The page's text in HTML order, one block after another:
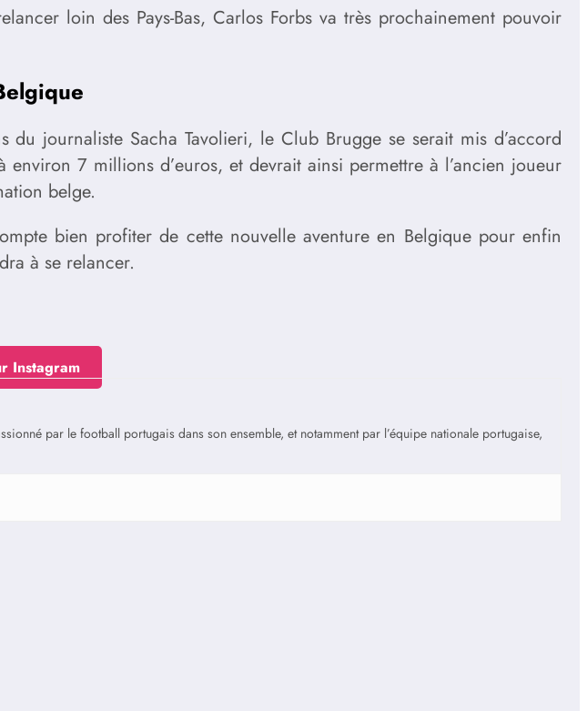
loin des Pays-Bas, Carlos Forbs va très prochainement pouvoir
du journaliste Sacha Tavolieri, le Club Brugge se serait mis d’accord
7 millions d’euros, et devrait ainsi permettre à l’ancien joueur
belge.
bien profiter de cette nouvelle aventure en Belgique pour enfin
à se relancer.
Instagram
par le football portugais dans son ensemble, et notamment par l’équipe nationale portugaise,